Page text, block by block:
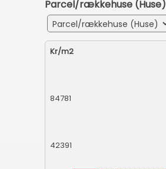
Parcel/rækkehuse (Huse)
Kr/m2
84781
42391